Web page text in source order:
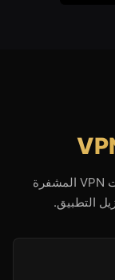
إجابات سريعة حول التصفح الخاص واتصالات VPN المشفرة
التطبيق.